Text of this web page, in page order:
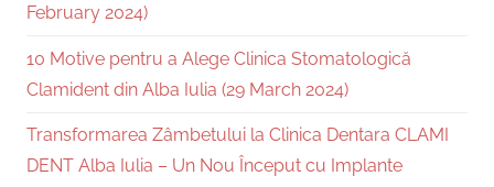
February 2024)
10 Motive pentru a Alege Clinica Stomatologică
Clamident din Alba Iulia (29 March 2024)
Transformarea Zâmbetului la Clinica Dentara CLAMI
DENT Alba Iulia – Un Nou Început cu Implante